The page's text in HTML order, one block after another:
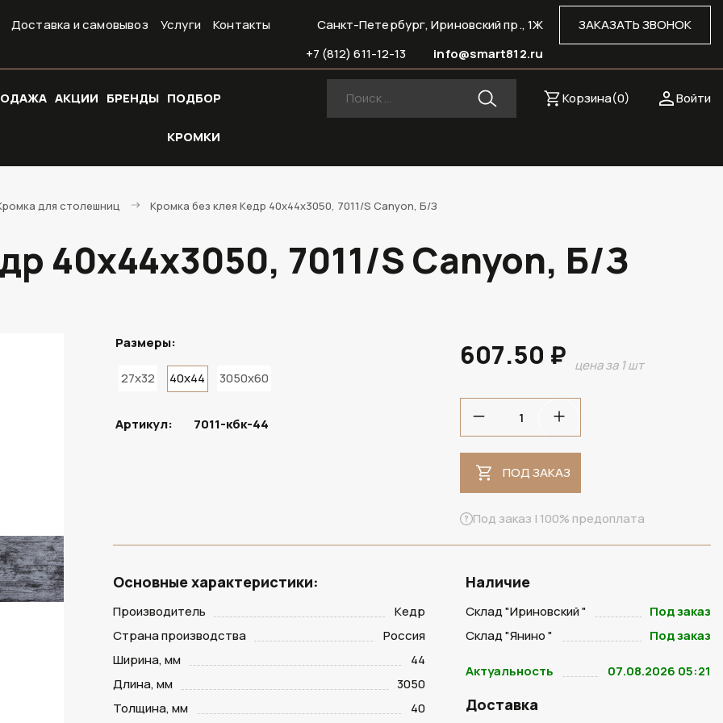
Доставка и самовывоз Услуги Контакты ЗАКАЗАТЬ ЗВОНОК
Санкт-Петербург, Ириновский пр., 1Ж
info@smart812.ru
+7 (812) 611-12-13
АКЦИИ БРЕНДЫ ПОДБОР
КРОМКИ
Войти
Корзина(0)
для столешниц Кромка без клея Кедр 40х44х3050, 7011/S Canyon, Б/З
40х44х3050, 7011/S Canyon, Б/З
ПОД ЗАКАЗ
Размеры:
27x32 40x44 3050x60
Артикул: 7011-кбк-44
607.50 ₽ цена за 1 шт
ПОД ЗАКАЗ
Под заказ | 100% предоплата
Основные характеристики:
Производитель
Кедр
Страна производства
Россия
Ширина, мм
44
Длина, мм
3050
Толщина, мм
40
Наличие
Склад "Ириновский "
Под заказ
Склад "Янино "
Под заказ
Актуальность 07.08.2026 05:21
Доставка